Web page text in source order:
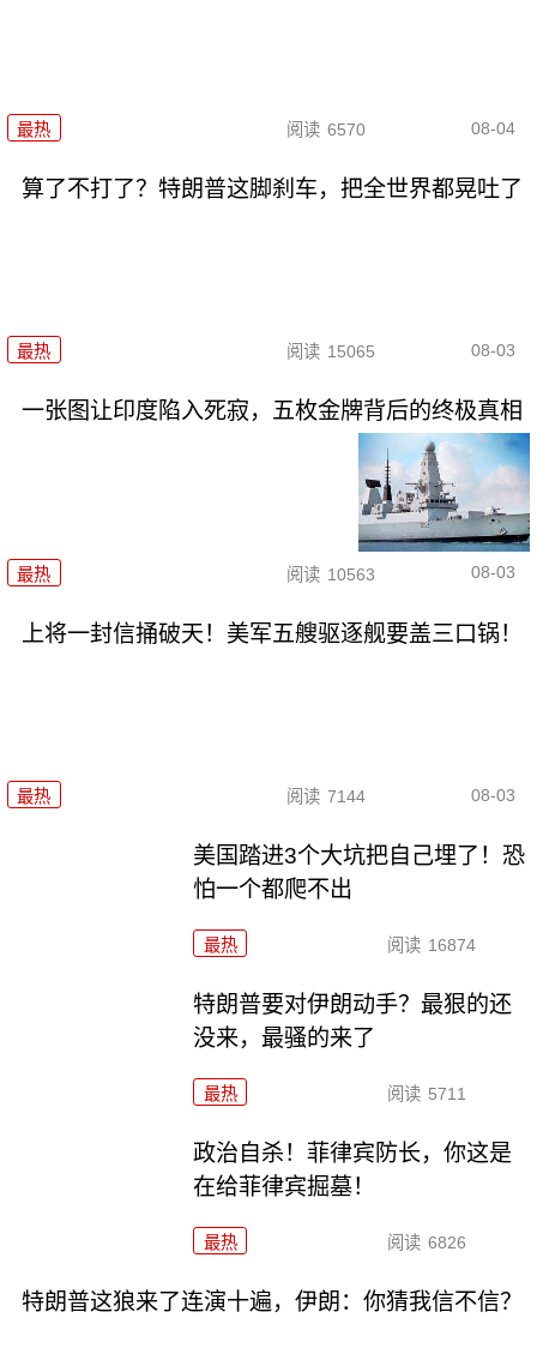
最热 阅读 6570 08-04
算了不打了？特朗普这脚刹车，把全世界都晃吐了
最热 阅读 15065 08-03
一张图让印度陷入死寂，五枚金牌背后的终极真相
最热 阅读 10563 08-03
上将一封信捅破天！美军五艘驱逐舰要盖三口锅！
最热 阅读 7144 08-03
美国踏进3个大坑把自己埋了！恐
怕一个都爬不出
最热 阅读 16874
特朗普要对伊朗动手？最狠的还
没来，最骚的来了
最热 阅读 5711
政治自杀！菲律宾防长，你这是
在给菲律宾掘墓！
最热 阅读 6826
特朗普这狼来了连演十遍，伊朗：你猜我信不信？